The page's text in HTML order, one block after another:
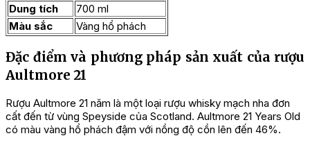
Dung tích
700 ml
Màu sắc
Vàng hổ phách
Đặc điểm và phương pháp sản xuất của rượu
Aultmore 21
Rượu Aultmore 21 năm là một loại rượu whisky mạch nha đơn
cất đến từ vùng Speyside của Scotland. Aultmore 21 Years Old
có màu vàng hổ phách đậm với nồng độ cồn lên đến 46%.